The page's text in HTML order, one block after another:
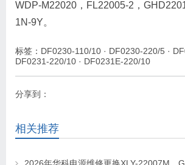
WDP-M22020，FL22005-2，
1N-9Y。
标签： DF0230-110/10 · DF0230-220/5 ·
DF0231-220/10 · DF0231E-220/10
分享到：
相关推荐